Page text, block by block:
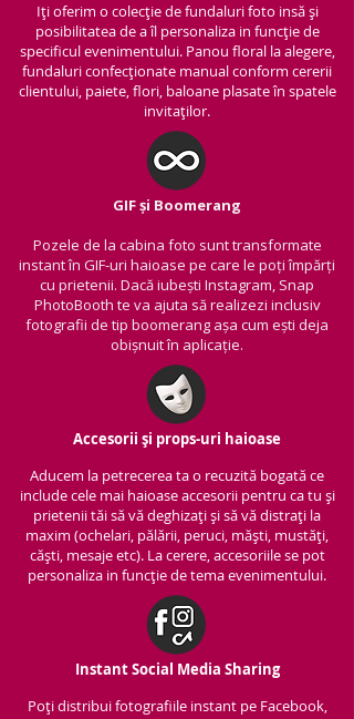
Iți oferim o colecție de fundaluri foto insă și
posibilitatea de a îl personaliza in funcție de
specificul evenimentului. Panou floral la alegere,
fundaluri confecționate manual conform cererii
clientului, paiete, flori, baloane plasate în spatele
invitaților.
GIF și Boomerang
Pozele de la cabina foto sunt transformate
instant în GIF-uri haioase pe care le poți împărți
cu prietenii. Dacă iubești Instagram, Snap
PhotoBooth te va ajuta să realizezi inclusiv
fotografii de tip boomerang așa cum ești deja
obișnuit în aplicație.
Accesorii și props-uri haioase
Aducem la petrecerea ta o recuzită bogată ce
include cele mai haioase accesorii pentru ca tu și
prietenii tăi să vă deghizați și să vă distrați la
maxim (ochelari, pălării, peruci, măști, mustăți,
căști, mesaje etc). La cerere, accesoriile se pot
personaliza in funcție de tema evenimentului.
Instant Social Media Sharing
Poți distribui fotografiile instant pe Facebook,